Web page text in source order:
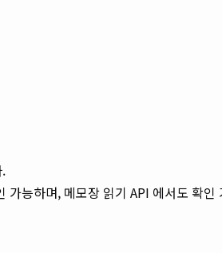
가능하며, 메모장 읽기 API 에서도 확인